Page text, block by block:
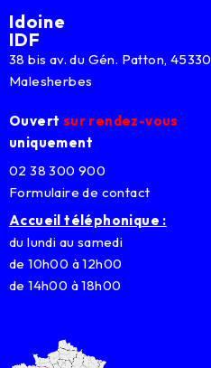
Idoine
IDF
38 bis av. du Gén. Patton, 45330
Malesherbes
Ouvert sur rendez-vous
uniquement
02 38 300 900
Formulaire de contact
Accueil téléphonique :
du lundi au samedi
de 10h00 à 12h00
de 14h00 à 18h00